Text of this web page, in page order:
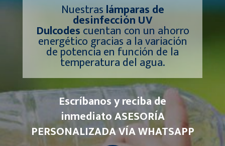
Nuestraslámparas de
desinfección UV
Dulcodescuentan con un ahorro
energético gracias a la variación
de potencia en función de la
temperatura del agua.
Escríbanos y reciba de
inmediato ASESORÍA
PERSONALIZADA VÍA WHATSAPP